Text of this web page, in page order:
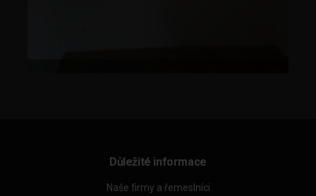
Důležité informace
Naše firmy a řemeslníci